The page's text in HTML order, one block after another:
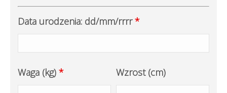
Data urodzenia: dd/mm/rrrr*
Waga (kg) * Wzrost (cm)